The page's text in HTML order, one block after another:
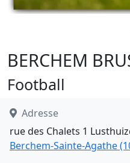
BERCHEM
Football
Adresse
rue des Chalets 1
Berchem-Sainte-Agathe